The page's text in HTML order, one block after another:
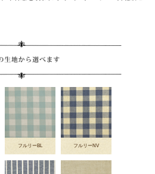
フルリーBL フルリーNV